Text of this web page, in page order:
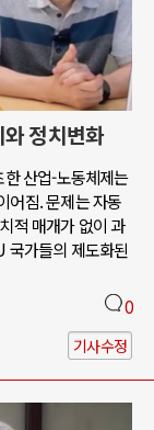
정치변화
한 산업-노동체제는
어짐. 문제는 자동
적 매개가 없이 과
국가들의 제도화된
0
기사수정